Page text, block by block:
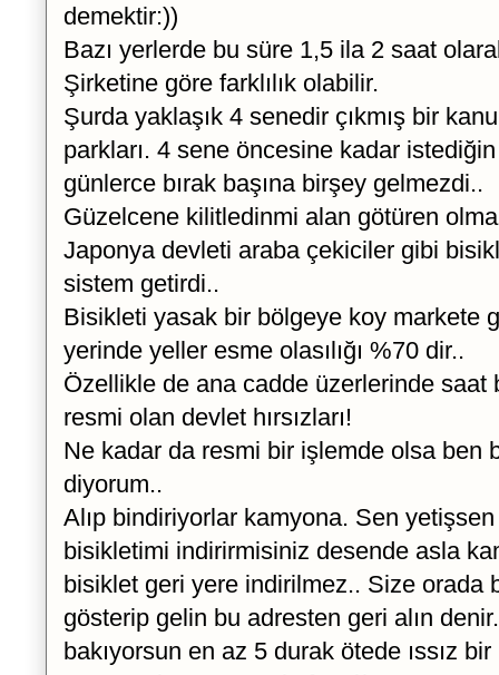
demektir:))
Bazı yerlerde bu süre 1,5 ila 2 saat
Şirketine göre farklılık olabilir.
Şurda yaklaşık 4 senedir çıkmış bir
parkları. 4 sene öncesine kadar
günlerce bırak başına birşey gelmezdi..
Güzelcene kilitledinmi alan götüren
Japonya devleti araba çekiciler gibi
sistem getirdi..
Bisikleti yasak bir bölgeye koy markete
yerinde yeller esme olasılığı %70 dir..
Özellikle de ana cadde üzerlerinde saat
resmi olan devlet hırsızları!
Ne kadar da resmi bir işlemde olsa ben
diyorum..
Alıp bindiriyorlar kamyona. Sen
bisikletimi indirirmisiniz desende asla
bisiklet geri yere indirilmez.. Size orada
gösterip gelin bu adresten geri alın
bakıyorsun en az 5 durak ötede ıssız